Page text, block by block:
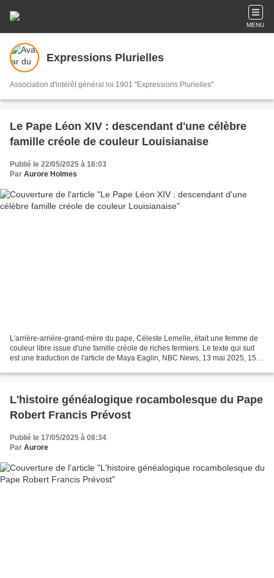
MENU
Expressions Plurielles
Association d'intérêt général loi 1901 "Expressions Plurielles"
Le Pape Léon XIV : descendant d'une célèbre
famille créole de couleur Louisianaise
Publié le 22/05/2025 à 16:03
Par Aurore Holmes
L'arrière-arrière-grand-mère du pape, Céleste Lemelle, était une femme de
couleur libre issue d'une famille créole de riches fermiers. Le texte qui suit
est une traduction de l'article de Maya Eaglin, NBC News, 13 mai 2025, 15 h
L'histoire généalogique rocambolesque du Pape
Robert Francis Prévost
Publié le 17/05/2025 à 08:34
Par Aurore